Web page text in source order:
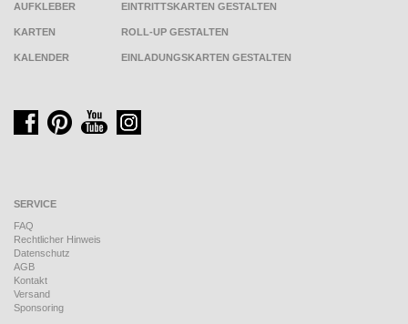
AUFKLEBER
KARTEN
KALENDER
EINTRITTSKARTEN GESTALTEN
ROLL-UP GESTALTEN
EINLADUNGSKARTEN GESTALTEN
SERVICE
FAQ
Rechtlicher Hinweis
Datenschutz
AGB
Kontakt
Versand
Sponsoring